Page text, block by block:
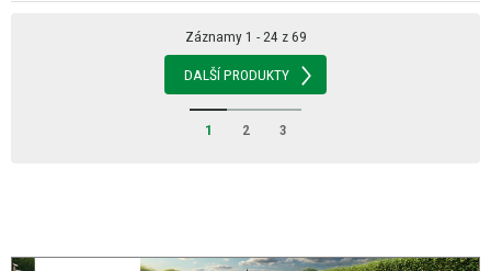
Záznamy 1 - 24 z 69
DALŠÍ PRODUKTY
1 2 3